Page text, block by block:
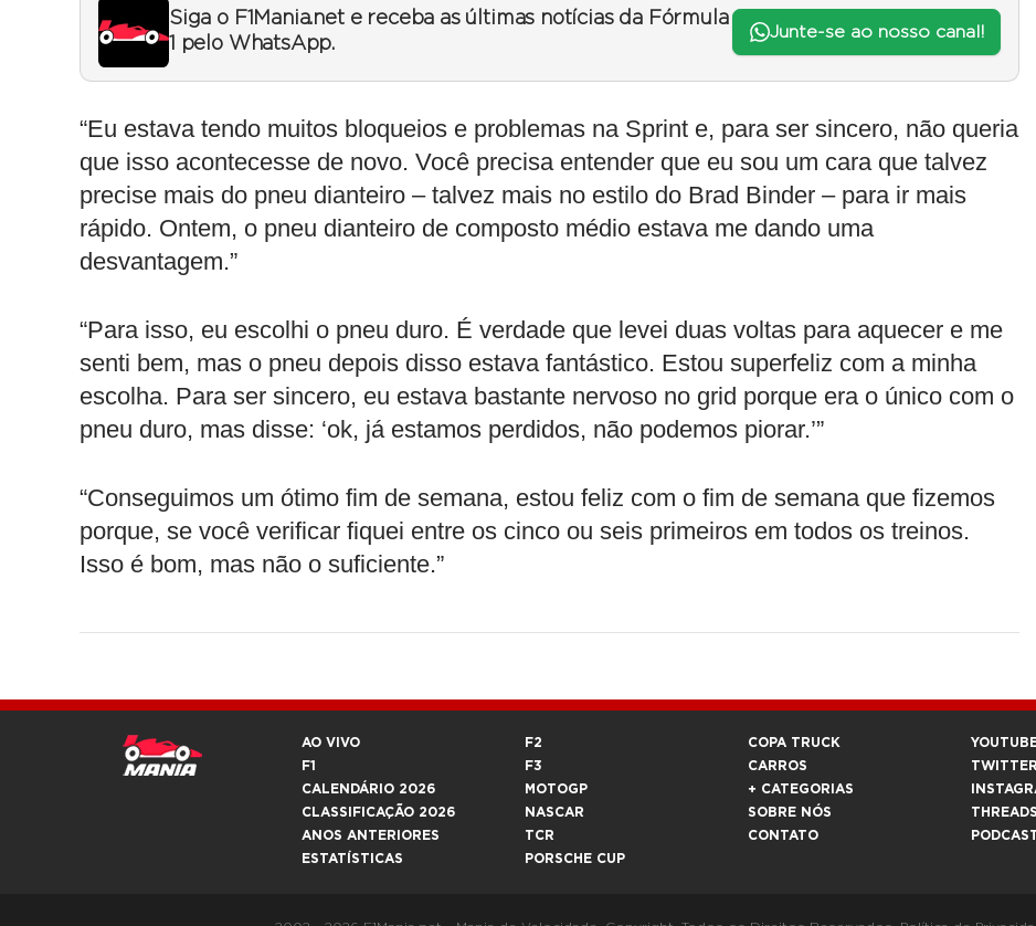
Siga o F1Mania.net e receba as últimas notícias da Fórmula
1 pelo WhatsApp.
Junte-se ao nosso canal!
“Eu estava tendo muitos bloqueios e problemas na Sprint e, para ser sincero, não queria
que isso acontecesse de novo. Você precisa entender que eu sou um cara que talvez
precise mais do pneu dianteiro – talvez mais no estilo do Brad Binder – para ir mais
rápido. Ontem, o pneu dianteiro de composto médio estava me dando uma
desvantagem.”
“Para isso, eu escolhi o pneu duro. É verdade que levei duas voltas para aquecer e me
senti bem, mas o pneu depois disso estava fantástico. Estou superfeliz com a minha
escolha. Para ser sincero, eu estava bastante nervoso no grid porque era o único com o
pneu duro, mas disse: ‘ok, já estamos perdidos, não podemos piorar.’”
“Conseguimos um ótimo fim de semana, estou feliz com o fim de semana que fizemos
porque, se você verificar fiquei entre os cinco ou seis primeiros em todos os treinos.
Isso é bom, mas não o suficiente.”
AO VIVO
F1
CALENDÁRIO 2026
CLASSIFICAÇÃO 2026
ANOS ANTERIORES
ESTATÍSTICAS
F2
F3
MOTOGP
NASCAR
TCR
PORSCHE CUP
COPA TRUCK
CARROS
+ CATEGORIAS
SOBRE NÓS
CONTATO
TWITTER
THREADS